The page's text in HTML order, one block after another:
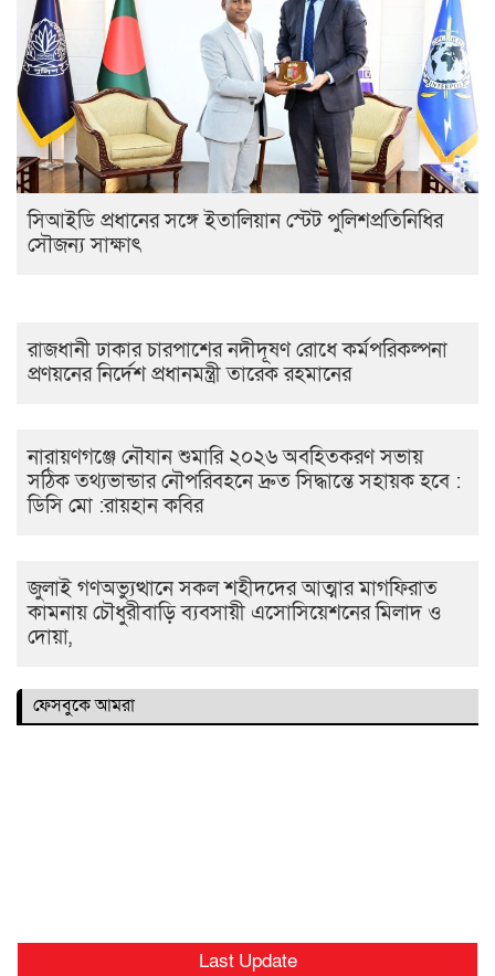
সিআইডি প্রধানের সঙ্গে ইতালিয়ান স্টেট পুলিশপ্রতিনিধির
সৌজন্য সাক্ষাৎ
রাজধানী ঢাকার চারপাশের নদীদূষণ রোধে কর্মপরিকল্পনা
প্রণয়নের নির্দেশ প্রধানমন্ত্রী তারেক রহমানের
নারায়ণগঞ্জে নৌযান শুমারি ২০২৬ অবহিতকরণ সভায়
সঠিক তথ্যভান্ডার নৌপরিবহনে দ্রুত সিদ্ধান্তে সহায়ক হবে :
ডিসি মো :রায়হান কবির
জুলাই গণঅভ্যুত্থানে সকল শহীদদের আত্মার মাগফিরাত
কামনায় চৌধুরীবাড়ি ব্যবসায়ী এসোসিয়েশনের মিলাদ ও
দোয়া,
ফেসবুকে আমরা
Last Update